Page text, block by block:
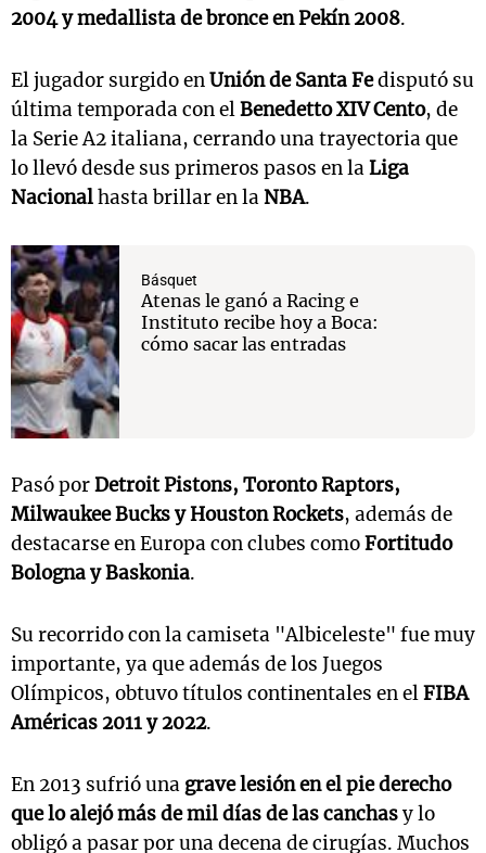
2004 y medallista de bronce en Pekín 2008.
El jugador surgido enUnión de Santa Fedisputó su
última temporada con elBenedetto XIV Cento, de
la Serie A2 italiana, cerrando una trayectoria que
lo llevó desde sus primeros pasos en laLiga
Nacionalhasta brillar en laNBA.
Básquet
Atenas le ganó a Racing e
Instituto recibe hoy a Boca:
cómo sacar las entradas
Pasó porDetroit Pistons, Toronto Raptors,
Milwaukee Bucks y Houston Rockets, además de
destacarse en Europa con clubes comoFortitudo
Bologna y Baskonia.
Su recorrido con la camiseta "Albiceleste" fue muy
importante, ya que además de los Juegos
Olímpicos, obtuvo títulos continentales en elFIBA
Américas 2011 y 2022.
En 2013 sufrió una grave lesión en el pie derecho
que lo alejó más de mil días de las canchasy lo
obligó a pasar por una decena de cirugías. Muchos